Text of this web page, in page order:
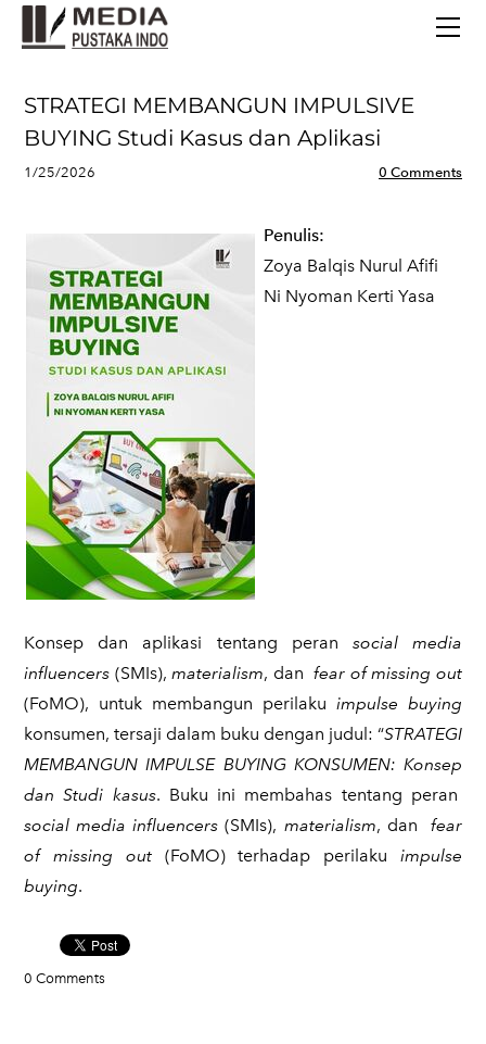
STRATEGI MEMBANGUN IMPULSIVE
BUYING Studi Kasus dan Aplikasi
1/25/2026 0 Comments
Penulis:
Zoya Balqis Nurul Afifi
Ni Nyoman Kerti Yasa
​Konsep dan aplikasi tentang peran social media
influencers (SMIs),materialism, danfear of missing out
(FoMO), untuk membangun perilaku impulse buying
konsumen, tersaji dalam buku dengan judul: “STRATEGI
MEMBANGUN IMPULSE BUYING KONSUMEN: Konsep
dan Studi kasus. Buku ini membahas tentang peran
social media influencers (SMIs), materialism, danfear
of missing out(FoMO) terhadap perilakuimpulse
buying.
0 Comments